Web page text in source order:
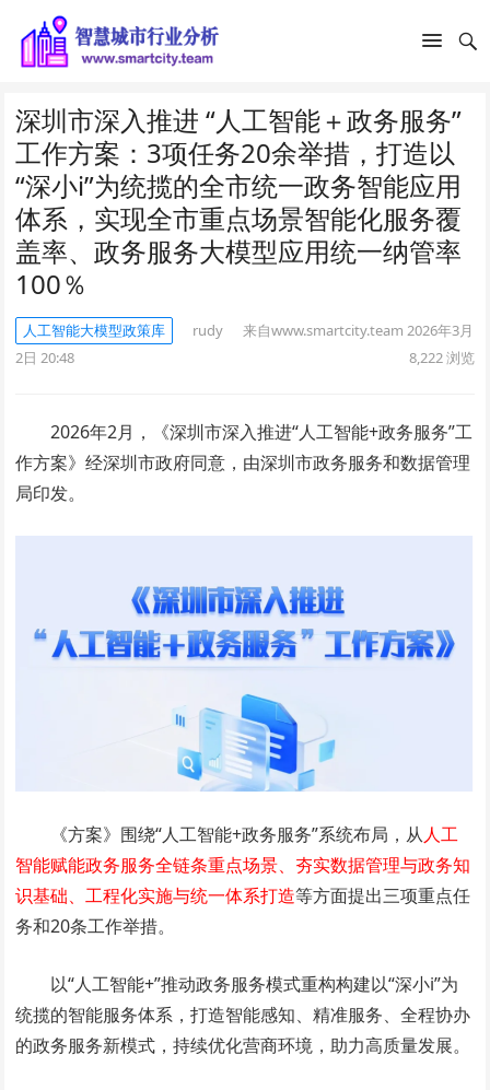
深圳市深入推进 “人工智能＋政务服务”
工作方案：3项任务20余举措，打造以
“深小i”为统揽的全市统一政务智能应用
体系，实现全市重点场景智能化服务覆
盖率、政务服务大模型应用统一纳管率
100％
人工智能大模型政策库 rudy 来自www.smartcity.team 2026年3月
2日 20:48
8,222浏览
2026年2月，《深圳市深入推进“人工智能+政务服务”工
作方案》经深圳市政府同意，由深圳市政务服务和数据管理
局印发。
《方案》围绕“人工智能+政务服务”系统布局，从人工
智能赋能政务服务全链条重点场景、夯实数据管理与政务知
识基础、工程化实施与统一体系打造等方面提出三项重点任
务和20条工作举措。
以“人工智能+”推动政务服务模式重构构建以“深小i”为
统揽的智能服务体系，打造智能感知、精准服务、全程协办
的政务服务新模式，持续优化营商环境，助力高质量发展。